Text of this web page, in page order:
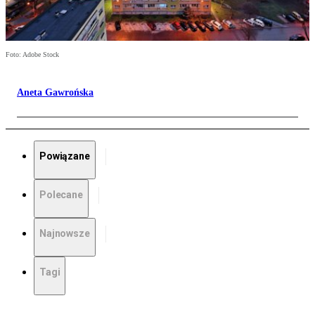
Foto: Adobe Stock
Aneta Gawrońska
Powiązane
Polecane
Najnowsze
Tagi